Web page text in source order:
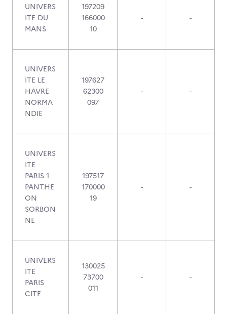
UNIVERS
ITE DU
MANS
197209
166000
10
- -
UNIVERS
ITE LE
HAVRE
NORMA
NDIE
197627
62300
097
- -
UNIVERS
ITE
PARIS 1
PANTHE
ON
SORBON
NE
197517
170000
19
- -
UNIVERS
ITE
PARIS
CITE
130025
73700
011
- -